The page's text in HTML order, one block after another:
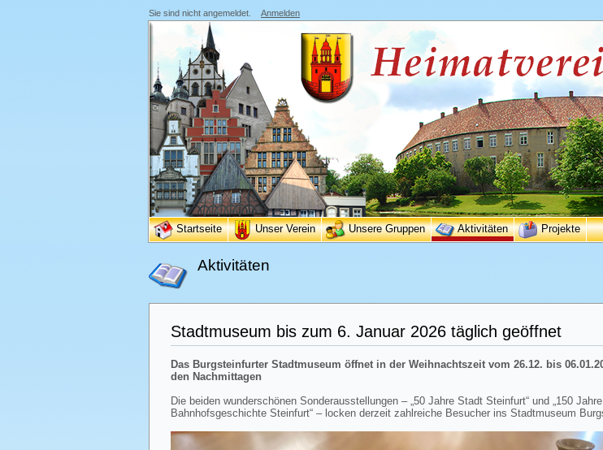
Sie sind nicht angemeldet. Anmelden
Startseite Unser Verein Unsere Gruppen Aktivitäten Projekte
Aktivitäten
Stadtmuseum bis zum 6. Januar 2026 täglich geöffnet
Das Burgsteinfurter Stadtmuseum öffnet in der Weihnachtszeit vom 26.12. bis
den Nachmittagen
Die beiden wunderschönen Sonderausstellungen – „50 Jahre Stadt Steinfurt“ und „150 Jahre
Bahnhofsgeschichte Steinfurt“ – locken derzeit zahlreiche Besucher ins Stadtmuseum